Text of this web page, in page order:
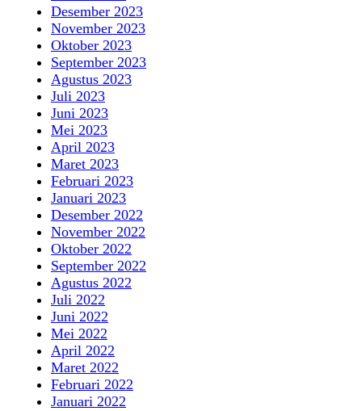
Desember 2023
November 2023
Oktober 2023
September 2023
Agustus 2023
Juli 2023
Juni 2023
Mei 2023
April 2023
Maret 2023
Februari 2023
Januari 2023
Desember 2022
November 2022
Oktober 2022
September 2022
Agustus 2022
Juli 2022
Juni 2022
Mei 2022
April 2022
Maret 2022
Februari 2022
Januari 2022